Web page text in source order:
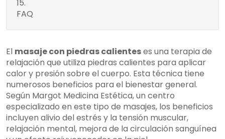
FAQ
¿Cómo funciona el masaje con piedras
calientes?
¿Cuáles son los beneficios físicos del
masaje con piedras calientes?
¿Cuáles son los beneficios mentales y
emocionales del masaje con piedras
calientes?
¿Cuáles son los efectos en la piel del
masaje con piedras calientes?
El masaje con piedras calienteses una terapia de
relajación que utiliza piedras calientes para aplicar
calor y presión sobre el cuerpo. Esta técnica tiene
numerosos beneficios para el bienestar general.
Según Margot Medicina Estética, un centro
especializado en este tipo de masajes, los beneficios
incluyen alivio del estrés y la tensión muscular,
relajación mental, mejora de la circulación sanguínea